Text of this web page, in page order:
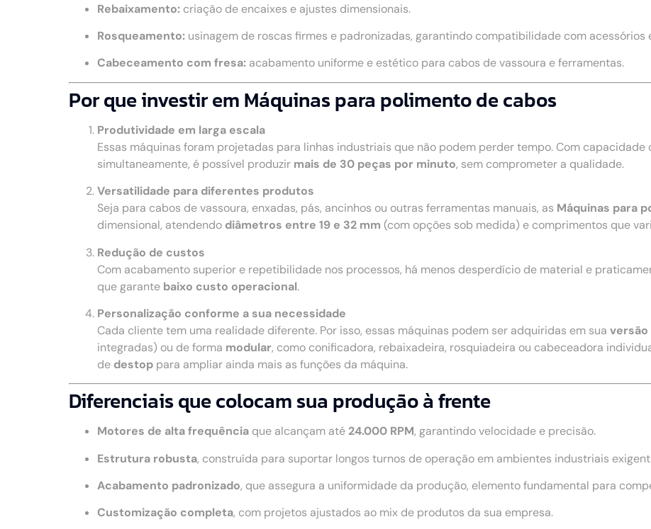
Rebaixamento: criação de encaixes e ajustes dimensionais.
Rosqueamento: usinagem de roscas firmes e padronizadas, garantindo compatibilidade com acessórios
Cabeceamento com fresa: acabamento uniforme e estético para cabos de vassoura e ferramentas.
Por que investir em Máquinas para polimento de cabos
Produtividade em larga escala
Essas máquinas foram projetadas para linhas industriais que não podem perder tempo. Com
simultaneamente, é possível produzir mais de 30 peças por minuto, sem comprometer a qualidade.
Versatilidade para diferentes produtos
Seja para cabos de vassoura, enxadas, pás, ancinhos ou outras ferramentas manuais, as Máquinas para
dimensional, atendendo diâmetros entre 19 e 32 mm (com opções sob medida) e comprimentos que
Redução de custos
Com acabamento superior e repetibilidade nos processos, há menos desperdício de material e
que garante baixo custo operacional.
Personalização conforme a sua necessidade
Cada cliente tem uma realidade diferente. Por isso, essas máquinas podem ser adquiridas em sua
integradas) ou de forma modular, como conificadora, rebaixadeira, rosquiadeira ou cabeceadora
de destop para ampliar ainda mais as funções da máquina.
Diferenciais que colocam sua produção à frente
Motores de alta frequência que alcançam até 24.000 RPM, garantindo velocidade e precisão.
Estrutura robusta, construída para suportar longos turnos de operação em ambientes industriais
Acabamento padronizado, que assegura a uniformidade da produção, elemento fundamental para
Customização completa, com projetos ajustados ao mix de produtos da sua empresa.